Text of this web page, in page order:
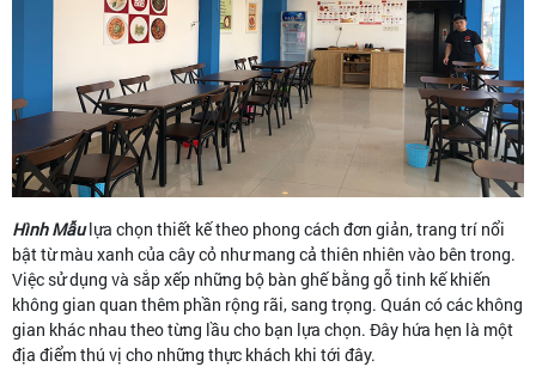
Hình Mẫulựa chọn thiết kế theo phong cách đơn giản, trang trí nổi
bật từ màu xanh của cây cỏ như mang cả thiên nhiên vào bên trong.
Việc sử dụng và sắp xếp những bộ bàn ghế bằng gỗ tinh kế khiến
không gian quan thêm phần rộng rãi, sang trọng. Quán có các không
gian khác nhau theo từng lầu cho bạn lựa chọn. Đây hứa hẹn là một
địa điểm thú vị cho những thực khách khi tới đây.